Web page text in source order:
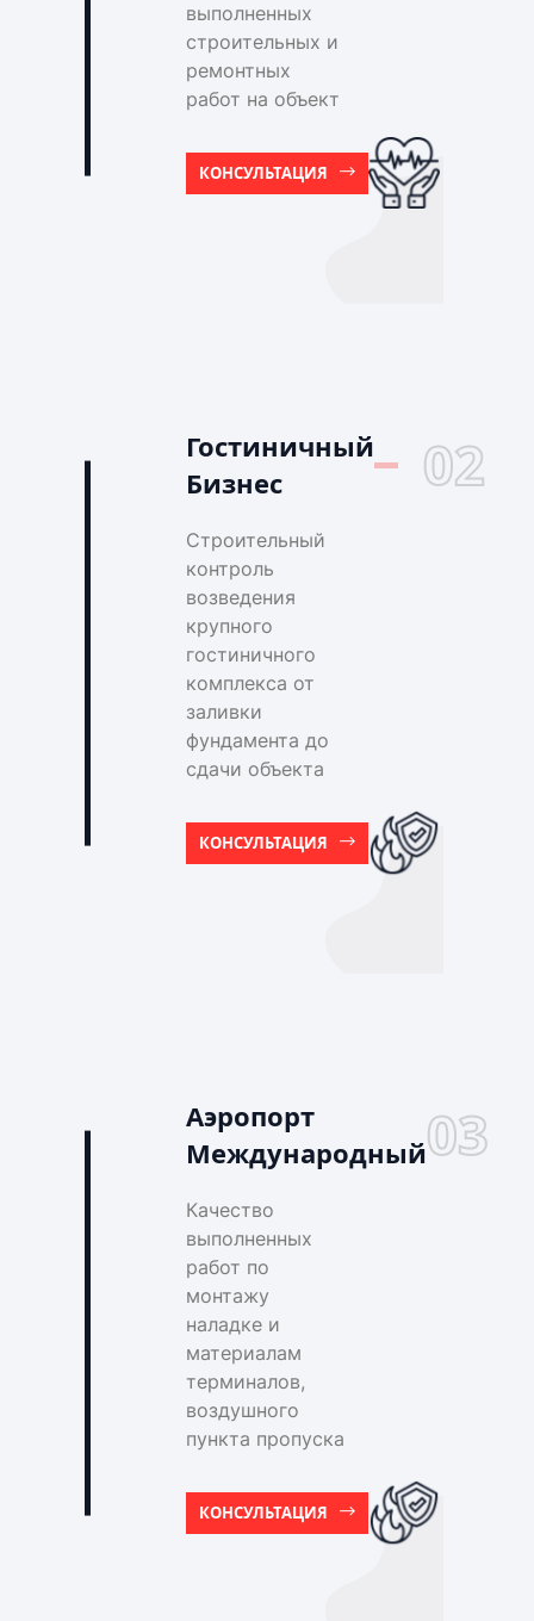
выполненных
строительных и
ремонтных
работ на объект
КОНСУЛЬТАЦИЯ
Гостиничный
Бизнес
02
Строительный
контроль
возведения
крупного
гостиничного
комплекса от
заливки
фундамента до
сдачи объекта
КОНСУЛЬТАЦИЯ
Аэропорт
Международный03
Качество
выполненных
работ по
монтажу
наладке и
материалам
терминалов,
воздушного
пункта пропуска
КОНСУЛЬТАЦИЯ